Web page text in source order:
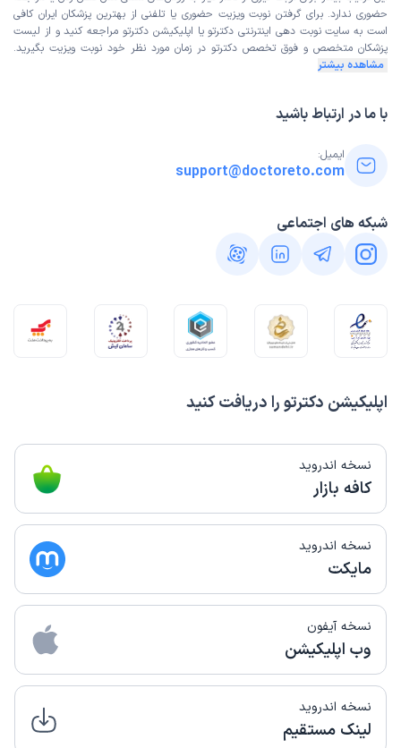
اپلیکیشن دکترتو را دریافت کنید
نسخه اندروید
کافه بازار
نسخه اندروید
مایکت
نسخه آیفون
وب اپلیکیشن
نسخه اندروید
لینک مستقیم
حضوری ندارد. برای گرفتن نوبت ویزیت حضوری یا تلفنی از بهترین پزشکان ایران کافی
است به سایت نوبت دهی اینترنتی دکترتو یا اپلیکیشن دکترتو مراجعه کنید و از لیست
پزشکان متخصص و فوق تخصص دکترتو در زمان مورد نظر خود نوبت ویزیت بگیرید.
مشاهده بیشتر
با ما در ارتباط باشید
ایمیل:
support@doctoreto.com
شبکه های اجتماعی